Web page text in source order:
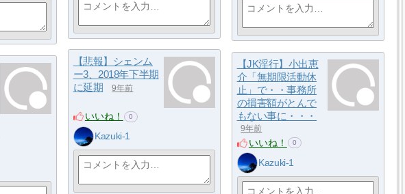
【悲報】シェンム
ー3、2018年下半期
に延期
9年前
いいね！ 0
Kazuki-1
【JK淫行】小出恵
介「無期限活動休
止」で・・事務所
の損害額がとんで
もない事に・・・
9年前
いいね！ 0
Kazuki-1